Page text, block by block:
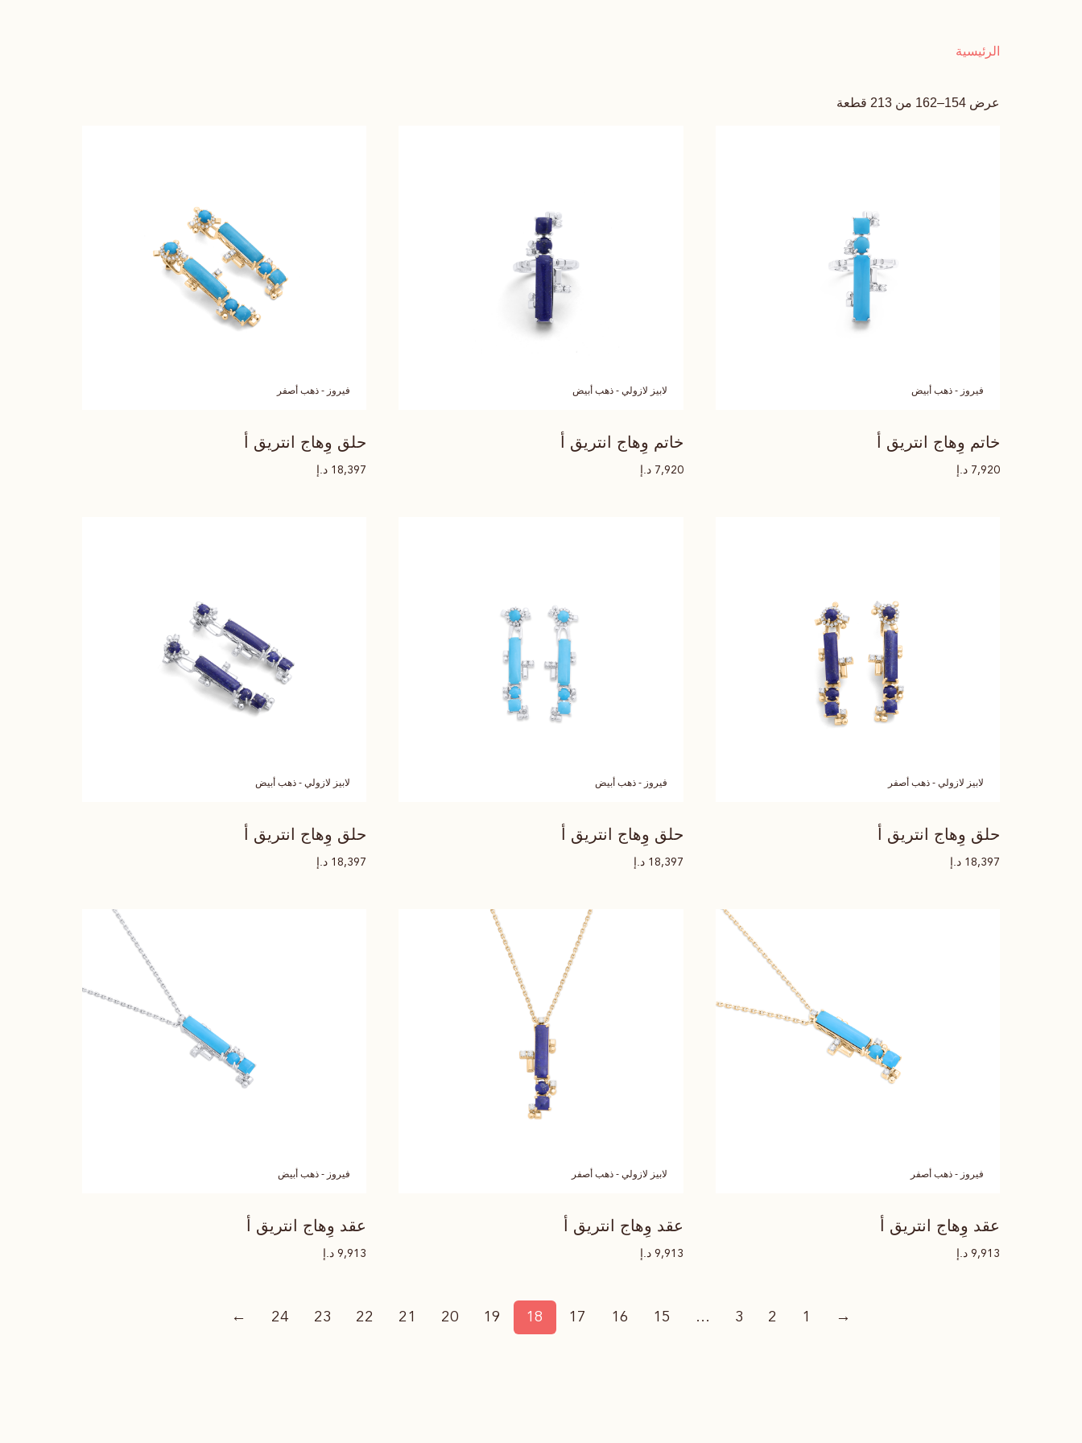
الرئيسية
عرض 154–162 من 213 قطعة
فيروز - ذهب أبيض
خاتم وِهاج انتريق أ
7,920 د.إ
لابيز لازولي - ذهب أبيض
خاتم وِهاج انتريق أ
7,920 د.إ
فيروز - ذهب أصفر
حلق وِهاج انتريق أ
18,397 د.إ
لابيز لازولي - ذهب أصفر
حلق وِهاج انتريق أ
18,397 د.إ
فيروز - ذهب أبيض
حلق وِهاج انتريق أ
18,397 د.إ
لابيز لازولي - ذهب أبيض
حلق وِهاج انتريق أ
18,397 د.إ
فيروز - ذهب أصفر
عقد وِهاج انتريق أ
9,913 د.إ
لابيز لازولي - ذهب أصفر
عقد وِهاج انتريق أ
9,913 د.إ
فيروز - ذهب أبيض
عقد وِهاج انتريق أ
9,913 د.إ
→
1
2
3
…
15
16
17
18
19
20
21
22
23
24
←